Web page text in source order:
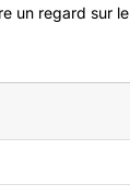
un regard sur le